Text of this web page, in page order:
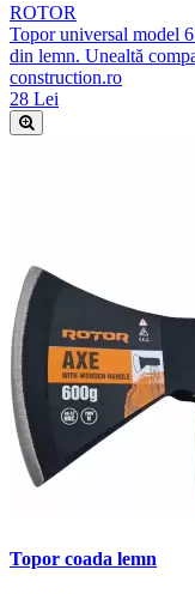
ROTOR
Topor universal model
din lemn. Unealtă
construction.ro
28 Lei
Topor coada lemn